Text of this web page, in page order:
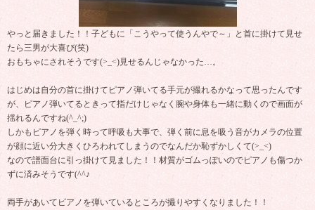
やっと届きました！！子どもに「こうやって使うんやで～」と首に掛けて見せ
たら三男が大喜び(笑)
おもちゃにされそうです(>_<)見せるんじゃなかった…。
はじめは自分の首に掛けてピアノ弾いてる手元が撮れるかなって思ったんです
が、ピアノ弾いてるときって指だけじゃなく腕や身体も一緒に動くので画面が
揺れるんですね(^_^;)
しかもピアノを弾く時って呼吸も大事で、弾く前に息を吸う音がカメラの位置
が顔に近い分大きくひろわれてしまうのでなんだか恥ずかしくて(>_<)
なので譜面台に引っ掛けて見ました！！材質がゴムっぽいのでピアノも傷つか
ずに済みそうです(^^♪
両手があいてピアノを弾いているところが撮りやすくなりました！！